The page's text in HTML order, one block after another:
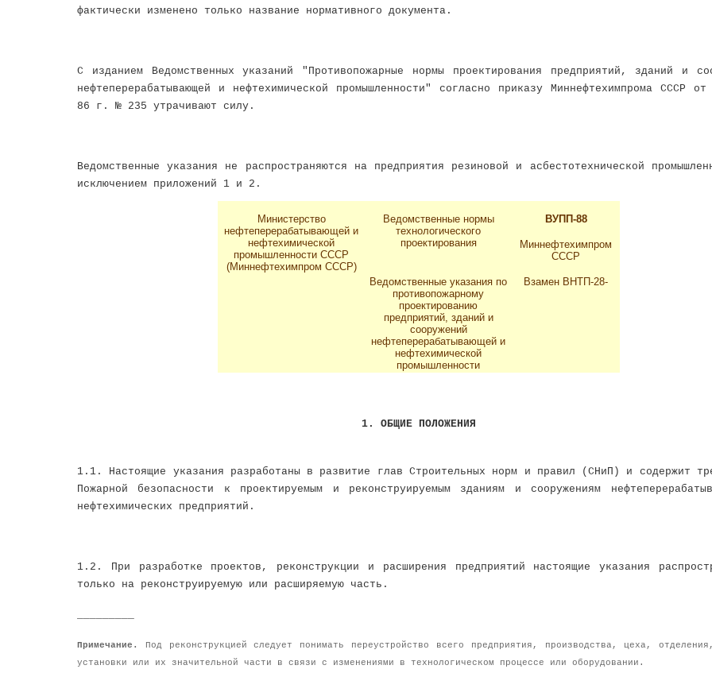
фактически изменено только название нормативного документа.
С изданием Ведомственных указаний "Противопожарные нормы проектирования предприятий, зданий и
нефтеперерабатывающей и нефтехимической промышленности" согласно приказу Миннефтехимпрома СССР
86 г. № 235 утрачивают силу.
Ведомственные указания не распространяются на предприятия резиновой и асбестотехнической
исключением приложений 1 и 2.
Министерство
нефтеперерабатывающей и
нефтехимической
промышленности СССР
(Миннефтехимпром СССР)
Ведомственные нормы
технологического
проектирования
ВУПП-88
Миннефтехимпром
СССР
Ведомственные указания по
противопожарному
проектированию
предприятий, зданий и
сооружений
нефтеперерабатывающей и
нефтехимической
промышленности
Взамен ВНТП-28-
1. ОБЩИЕ ПОЛОЖЕНИЯ
1.1. Настоящие указания разработаны в развитие глав Строительных норм и правил (СНиП) и содержит
Пожарной безопасности к проектируемым и реконструируемым зданиям и сооружениям
нефтехимических предприятий.
1.2. При разработке проектов, реконструкции и расширения предприятий настоящие указания
только на реконструируемую или расширяемую часть.
Примечание.
Под реконструкцией следует понимать переустройство всего предприятия, производства, цеха,
установки или их значительной части в связи с изменениями в технологическом процессе или оборудовании.